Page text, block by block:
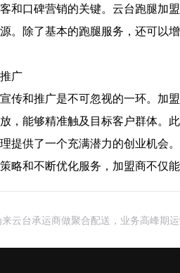
和口碑营销的关键。云台跑腿加
。除了基本的跑腿服务，还可以
广
传和推广是不可忽视的一环。加
，能够精准触及目标客户群体。
提供了一个充满潜力的创业机会
略和不断优化服务，加盟商不仅
来云台承运商做聚合配送，业务高峰期